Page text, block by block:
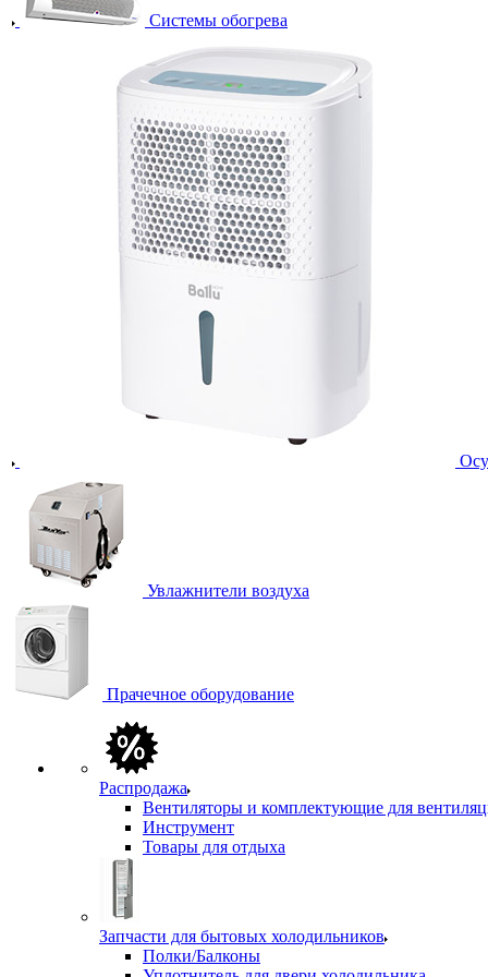
Системы обогрева
Увлажнители воздуха
Прачечное оборудование
Распродажа
Вентиляторы и комплектующие для
Инструмент
Товары для отдыха
Запчасти для бытовых холодильников
Полки/Балконы